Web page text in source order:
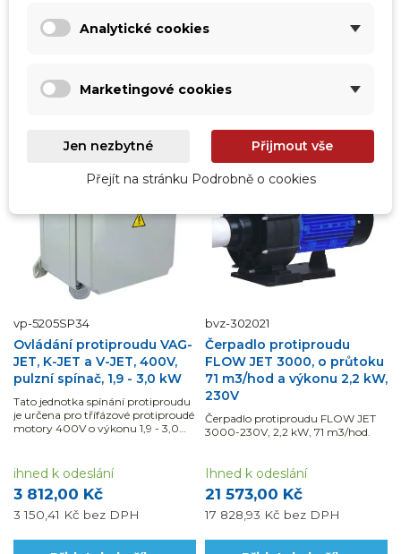
24 167,77 Kčbez DPH 3 447,11 Kč
vp-5205SP34
Ovládání protiproudu VAG-
JET, K-JET a V-JET, 400V,
pulzní spínač, 1,9 - 3,0 kW
Tato jednotka spínání protiproudu
je určena pro třífázové protiproudé
motory 400V o výkonu 1,9 - 3,0
3 812,00 Kč
3 150,41 Kč bez DPH
ihned k odeslání
DOPRAVA ZDARMA
bvz-302021
Čerpadlo protiproudu
FLOW JET 3000, o průtoku
71 m3/hod a výkonu 2,2 kW,
230V
Čerpadlo protiproudu FLOW JET
3000-230V, 2,2 kW, 71 m3/hod.
21 573,00 Kč
17 828,93 Kč bez DPH
Ihned k odeslání
Analytické cookies
Marketingové cookies
Jen nezbytné Přijmout vše
Přejít na stránku Podrobně o cookies